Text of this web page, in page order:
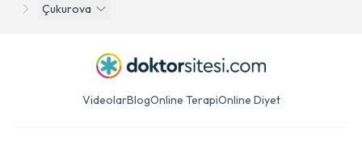
Çukurova
VideolarBlogOnline TerapiOnline Diyet